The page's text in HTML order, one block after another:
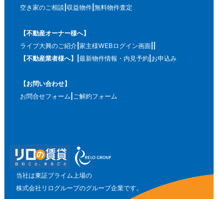
空き家のご相談 収益物件 無料物件査定
【不動産オーナー様へ】
ライブ大興のご紹介 家主様WEBログイン画面
【不動産業者様へ】
最新物件情報・内見予約 お申込み
【お問い合わせ】
お問合せフォーム ご解約フォーム
当社は東証プライム上場の
株式会社リログループのグループ企業です。